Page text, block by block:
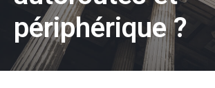
périphérique ?